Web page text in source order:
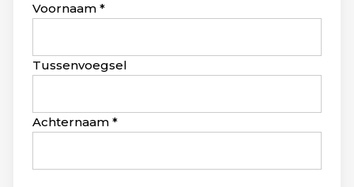
Leave
blank
Voornaam
Tussenvoegsel
Achternaam